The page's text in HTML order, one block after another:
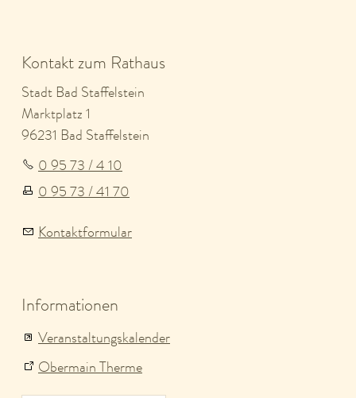
Kontakt zum Rathaus
Stadt Bad Staffelstein
Marktplatz 1
96231 Bad Staffelstein
0 95 73 / 4 10
0 95 73 / 41 70
Kontaktformular
Informationen
Veranstaltungskalender
Obermain Therme